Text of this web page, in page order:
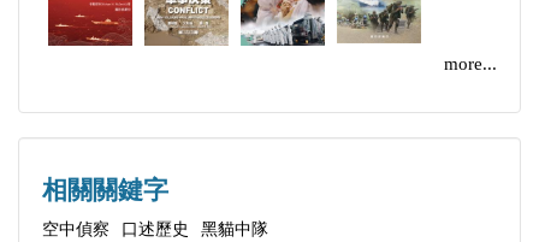
劉善榮等三位軍士官。對於殉職的吳載熙，也由胞弟
吳載堯撰文一篇追述他的飛行歷程。另外還包括中隊
more...
相關關鍵字
空中偵察 口述歷史 黑貓中隊